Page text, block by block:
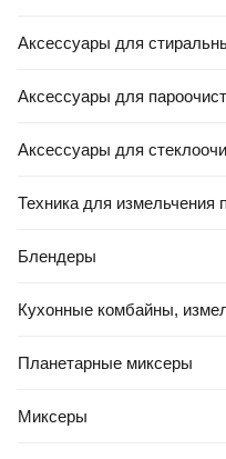
Аксессуары для
Аксессуары для
Аксессуары для
Техника для измельчения
Блендеры
Кухонные комбайны,
Планетарные миксеры
Миксеры